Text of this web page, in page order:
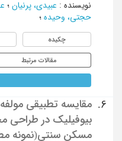
نویسنده : عبیدی، پرنیان ؛
حجتی، وحیده ؛
چکیده
مقالات مرتبط
6.
مقایسه تطبیقی
بیوفیلیک در طراحی
مسکن سنتی(نمونه